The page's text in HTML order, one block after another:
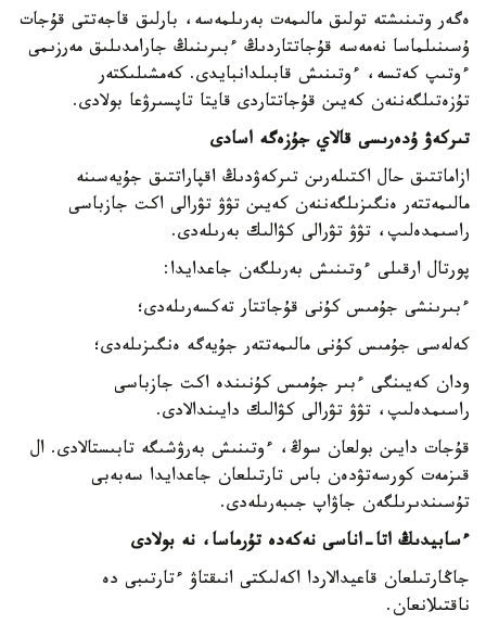
ەگەر وتىنىشتە تولىق مالىمەت بەرىلمەسە، بارلىق قاجەتتى قۇجات
ۇسىنىلماسا نەمەسە قۇجاتتاردىڭ ءبىرىنىڭ جارامدىلىق مەرزىمى
ءوتىپ كەتسە، ءوتىنىش قابىلدانبايدى. كەمشىلىكتەر
تۇزەتىلگەننەن كەيىن قۇجاتتاردى قايتا تاپسىرۋعا بولادى.
تىركەۋ ۇدەرىسى قالاي جۇزەگە اسادى
ازاماتتىق حال اكتىلەرىن تىركەۋدىڭ اقپاراتتىق جۇيەسىنە
مالىمەتتەر ەنگىزىلگەننەن كەيىن تۋۋ تۋرالى اكت جازباسى
راسىمدەلىپ، تۋۋ تۋرالى كۋالىك بەرىلەدى.
پورتال ارقىلى ءوتىنىش بەرىلگەن جاعدايدا:
ءبىرىنشى جۇمىس كۇنى قۇجاتتار تەكسەرىلەدى؛
كەلەسى جۇمىس كۇنى مالىمەتتەر جۇيەگە ەنگىزىلەدى؛
ودان كەيىنگى ءبىر جۇمىس كۇنىندە اكت جازباسى
راسىمدەلىپ، تۋۋ تۋرالى كۋالىك دايىندالادى.
قۇجات دايىن بولعان سوڭ، ءوتىنىش بەرۋشىگە تابىستالادى. ال
قىزمەت كورسەتۋدەن باس تارتىلعان جاعدايدا سەبەبى
تۇسىندىرىلگەن جاۋاپ جىبەرىلەدى.
ءسابيدىڭ اتا-اناسى نەكەدە تۇرماسا، نە بولادى
جاڭارتىلعان قاعيدالاردا اكەلىكتى انىقتاۋ ءتارتىبى دە
ناقتىلانعان.